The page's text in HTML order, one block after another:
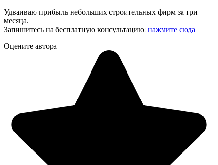
Удваиваю прибыль небольших строительных фирм за три
месяца.
Запишитесь на бесплатную консультацию: нажмите сюда
Оцените автора